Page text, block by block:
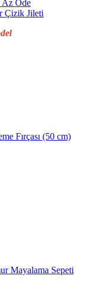
Öde
Çizik Jileti
Fırçası (50 cm)
Mayalama Sepeti